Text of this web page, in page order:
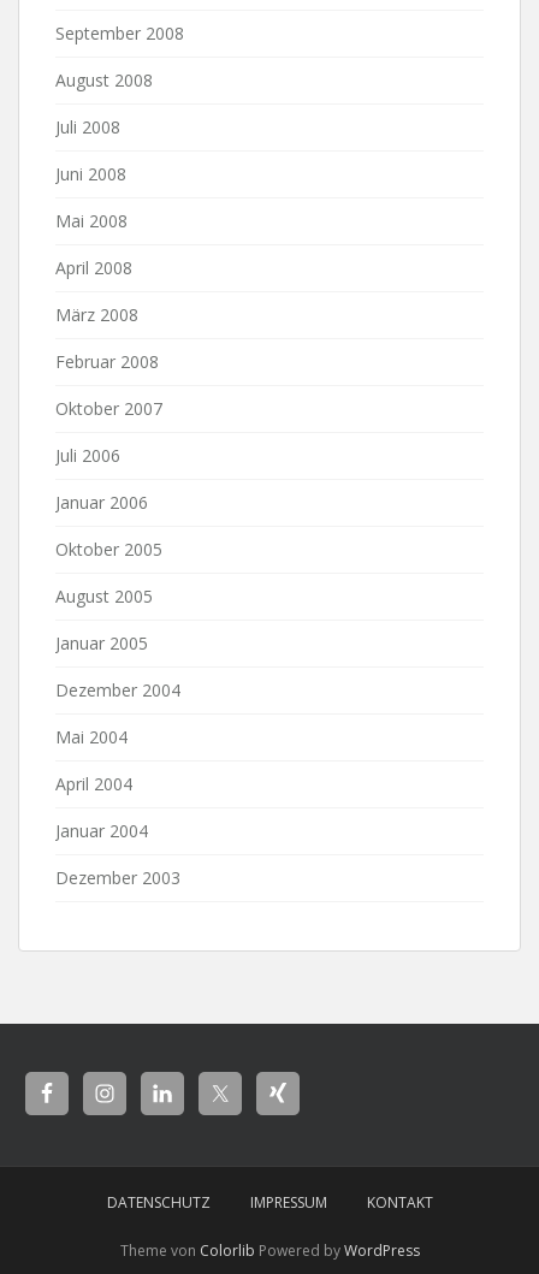
September 2008
August 2008
Juli 2008
Juni 2008
Mai 2008
April 2008
März 2008
Februar 2008
Oktober 2007
Juli 2006
Januar 2006
Oktober 2005
August 2005
Januar 2005
Dezember 2004
Mai 2004
April 2004
Januar 2004
Dezember 2003
DATENSCHUTZ IMPRESSUM KONTAKT
Theme von Colorlib Powered byWordPress